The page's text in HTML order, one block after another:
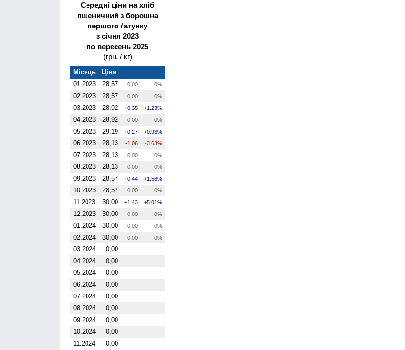
Середні ціни на хліб
пшеничний з борошна
першого ґатунку
з січня 2023
по вересень 2025
(грн. / кг)
Місяць
Ціна
01.2023
28,57 0.00 0%
02.2023 28,57 0.00 0%
03.2023 28,92 0.35 1.23%
04.2023 28,92 0.00 0%
05.2023 29,19 0.27 0.93%
06.2023 28,13 -1.06 -3.63%
07.2023 28,13 0.00 0%
08.2023 28,13 0.00 0%
09.2023 28,57 0.44 1.56%
10.2023 28,57 0.00 0%
11.2023 30,00 1.43 5.01%
12.2023 30,00 0.00 0%
01.2024 30,00 0.00 0%
02.2024 30,00 0.00 0%
03.2024
0,00
04.2024
0,00
05.2024
0,00
06.2024
0,00
07.2024
0,00
08.2024
0,00
09.2024
0,00
10.2024
0,00
11.2024
0,00